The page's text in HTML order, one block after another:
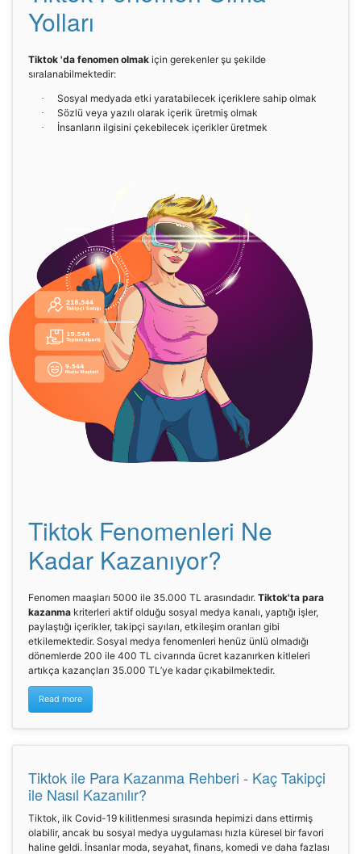
Yolları
Tiktok 'da fenomen olmak için gerekenler şu şekilde
sıralanabilmektedir:
· Sosyal medyada etki yaratabilecek içeriklere sahip olmak
· Sözlü veya yazılı olarak içerik üretmiş olmak
· İnsanların ilgisini çekebilecek içerikler üretmek
Tiktok Fenomenleri Ne
Kadar Kazanıyor?
Fenomen maaşları 5000 ile 35.000 TL arasındadır. Tiktok'ta para
kazanma kriterleri aktif olduğu sosyal medya kanalı, yaptığı işler,
paylaştığı içerikler, takipçi sayıları, etkileşim oranları gibi
etkilemektedir. Sosyal medya fenomenleri henüz ünlü olmadığı
dönemlerde 200 ile 400 TL civarında ücret kazanırken kitleleri
artıkça kazançları 35.000 TL’ye kadar çıkabilmektedir.
Read more
Tiktok ile Para Kazanma Rehberi - Kaç Takipçi
ile Nasıl Kazanılır?
Tiktok, ilk Covid-19 kilitlenmesi sırasında hepimizi dans ettirmiş
olabilir, ancak bu sosyal medya uygulaması hızla küresel bir favori
haline geldi. İnsanlar moda, seyahat, finans, komedi ve daha fazlası